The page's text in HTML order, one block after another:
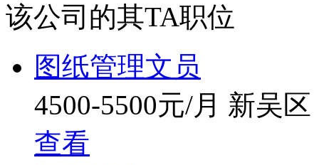
该公司的其TA职位
图纸管理文员
4500-5500元/月 新吴区
查看